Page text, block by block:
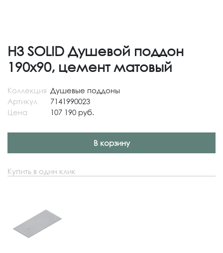
H3 SOLID Душевой поддон
190x90, цемент матовый
Коллекция Душевые поддоны
Артикул
7141990023
Цена
107 190 руб.
В корзину
Купить в один клик